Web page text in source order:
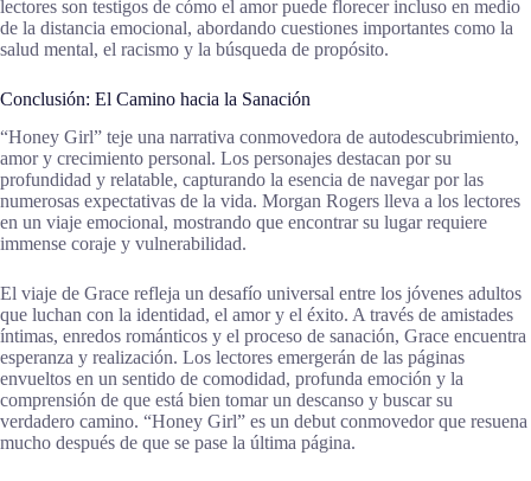
lectores son testigos de cómo el amor puede florecer incluso en medio
de la distancia emocional, abordando cuestiones importantes como la
salud mental, el racismo y la búsqueda de propósito.
Conclusión: El Camino hacia la Sanación
“Honey Girl” teje una narrativa conmovedora de autodescubrimiento,
amor y crecimiento personal. Los personajes destacan por su
profundidad y relatable, capturando la esencia de navegar por las
numerosas expectativas de la vida. Morgan Rogers lleva a los lectores
en un viaje emocional, mostrando que encontrar su lugar requiere
immense coraje y vulnerabilidad.
El viaje de Grace refleja un desafío universal entre los jóvenes adultos
que luchan con la identidad, el amor y el éxito. A través de amistades
íntimas, enredos románticos y el proceso de sanación, Grace encuentra
esperanza y realización. Los lectores emergerán de las páginas
envueltos en un sentido de comodidad, profunda emoción y la
comprensión de que está bien tomar un descanso y buscar su
verdadero camino. “Honey Girl” es un debut conmovedor que resuena
mucho después de que se pase la última página.